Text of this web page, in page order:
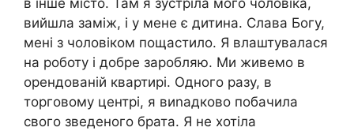
в інше місто. Там я зустріла мого чоловіка,
вийшла заміж, і у мене є дитина. Слава Богу,
мені з чоловіком пощастило. Я влаштувалася
на роботу і добре заробляю. Ми живемо в
орендованій квартирі. Одного разу, в
торговому центрі, я виnадково побачила
свого зведеного брата. Я не хотіла